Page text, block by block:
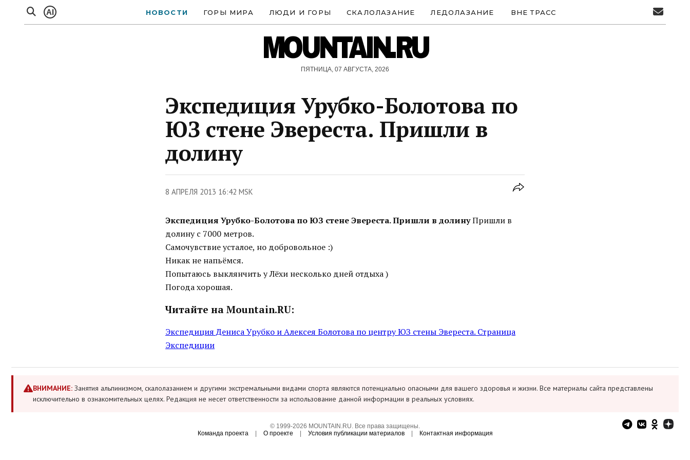
AI НОВОСТИ ГОРЫ МИРА ЛЮДИ И ГОРЫ СКАЛОЛАЗАНИЕ ЛЕДОЛАЗАНИЕ ВНЕ ТРАСС
MOUNTAIN.RU
ПЯТНИЦА, 07 АВГУСТА, 2026
Экспедиция Урубко-Болотова по
ЮЗ стене Эвереста. Пришли в
долину
8 АПРЕЛЯ 2013 16:42 MSK
Экспедиция Урубко-Болотова по ЮЗ стене Эвереста. Пришли в долинуПришли в
долину с 7000 метров.
Самочувствие усталое, но добровольное :)
Никак не напьёмся.
Попытаюсь выклянчить у Лёхи несколько дней отдыха )
Погода хорошая.
Читайте на Mountain.RU:
Экспедиция Дениса Урубко и Алексея Болотова по центру ЮЗ стены Эвереста. Страница
Экспедиции
ВНИМАНИЕ: Занятия альпинизмом, скалолазанием и другими экстремальными видами спорта являются потенциально опасными для вашего здоровья и жизни. Все материалы сайта представлены
исключительно в ознакомительных целях. Редакция не несет ответственности за использование данной информации в реальных условиях.
© 1999-2026 MOUNTAIN.RU. Все права защищены.
Команда проекта
О проекте Условия публикации материалов Контактная информация